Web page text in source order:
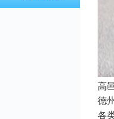
高
德
各